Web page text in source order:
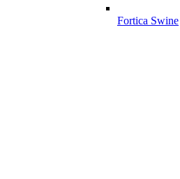
Fortica Swine